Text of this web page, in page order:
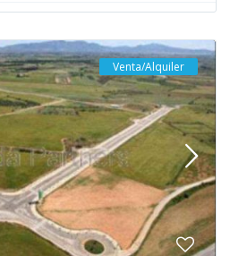
Venta/Alquiler